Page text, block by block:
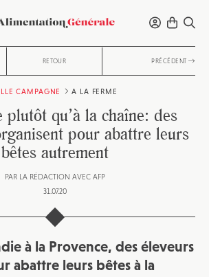
RETOUR PRÉCÉDENT
CAMPAGNE A LA FERME
plutôt qu’à la chaîne: des
pour abattre leurs
bêtes autrement
PAR LA RÉDACTION AVEC AFP
31.07.20
à la Provence, des éleveurs
abattre leurs bêtes à la